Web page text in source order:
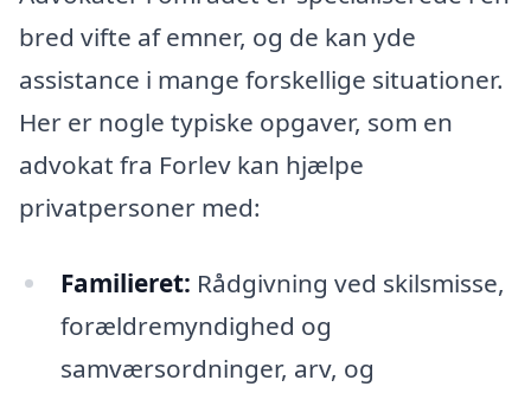
bred vifte af emner, og de kan yde
assistance i mange forskellige situationer.
Her er nogle typiske opgaver, som en
advokat fra Forlev kan hjælpe
privatpersoner med:
Familieret: Rådgivning ved skilsmisse,
forældremyndighed og
samværsordninger, arv, og